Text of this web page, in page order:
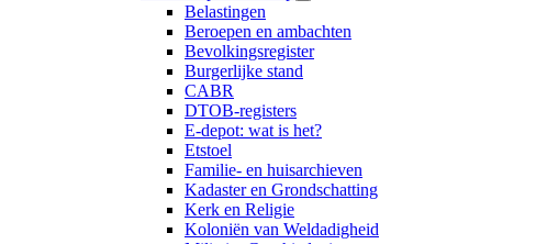
Belastingen
Beroepen en ambachten
Bevolkingsregister
Burgerlijke stand
CABR
DTOB-registers
E-depot: wat is het?
Etstoel
Familie- en huisarchieven
Kadaster en Grondschatting
Kerk en Religie
Koloniën van Weldadigheid